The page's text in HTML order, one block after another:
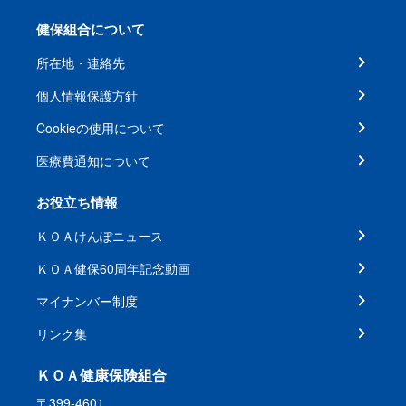
健保組合について
所在地・連絡先
個人情報保護方針
Cookieの使用について
医療費通知について
お役立ち情報
ＫＯＡけんぽニュース
ＫＯＡ健保60周年記念動画
マイナンバー制度
リンク集
ＫＯＡ健康保険組合
〒399-4601